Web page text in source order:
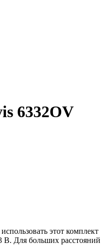
6332OV
этот комплект
В. Для больших расстояний